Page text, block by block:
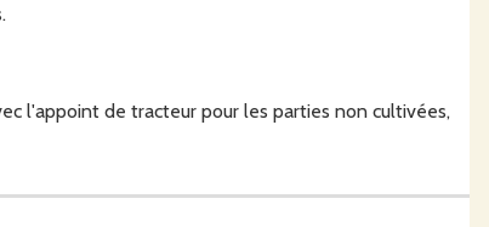
l'appoint de tracteur pour les parties non cultivées,